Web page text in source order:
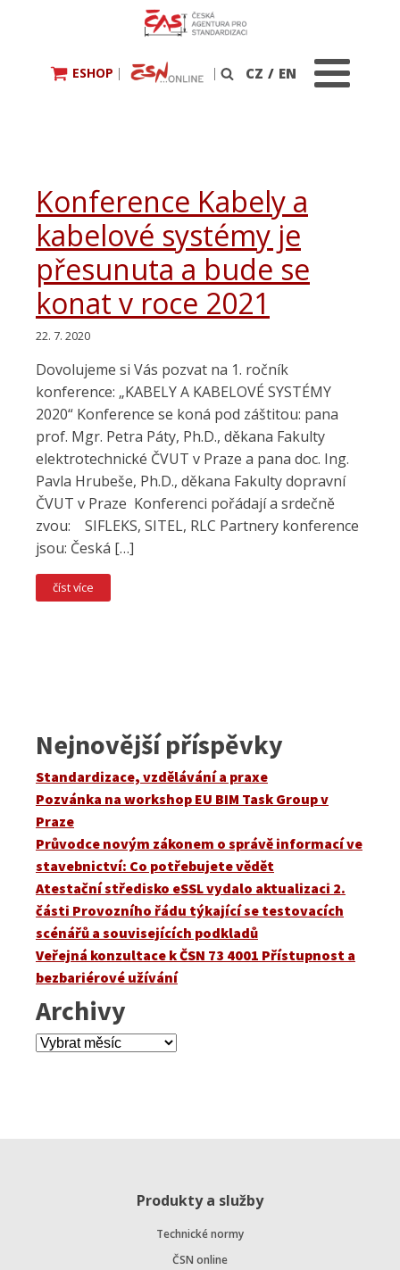
ESHOP | | Vyhledávání
CZ / EN
Konference Kabely a
kabelové systémy je
přesunuta a bude se
konat v roce 2021
22. 7. 2020
Dovolujeme si Vás pozvat na 1. ročník
konference: „KABELY A KABELOVÉ SYSTÉMY
2020“ Konference se koná pod záštitou: pana
prof. Mgr. Petra Páty, Ph.D., děkana Fakulty
elektrotechnické ČVUT v Praze a pana doc. Ing.
Pavla Hrubeše, Ph.D., děkana Fakulty dopravní
ČVUT v Praze Konferenci pořádají a srdečně
zvou: SIFLEKS, SITEL, RLC Partnery konference
jsou: Česká […]
číst více
Nejnovější příspěvky
Standardizace, vzdělávání a praxe
Pozvánka na workshop EU BIM Task Group v
Praze
Průvodce novým zákonem o správě informací ve
stavebnictví: Co potřebujete vědět
Atestační středisko eSSL vydalo aktualizaci 2.
části Provozního řádu týkající se testovacích
scénářů a souvisejících podkladů
Veřejná konzultace k ČSN 73 4001 Přístupnost a
bezbariérové užívání
Archivy
Archivy
Produkty a služby
Technické normy
ČSN online